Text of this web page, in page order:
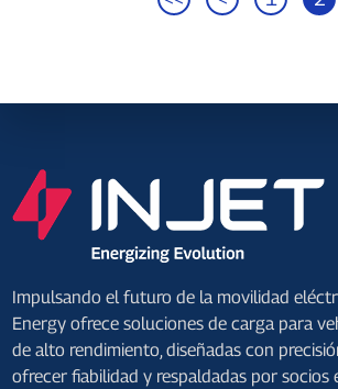
Impulsando el futuro de la movilidad
Energy ofrece soluciones de carga para
de alto rendimiento, diseñadas con
ofrecer fiabilidad y respaldadas por socios